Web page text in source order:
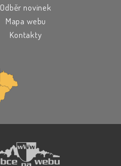
Odběr novinek
Mapa webu
Kontakty